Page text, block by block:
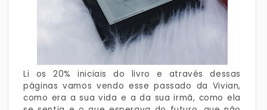
Li os 20% iniciais do livro e através dessas
páginas vamos vendo esse passado da Vivian,
como era a sua vida e a da sua irmã, como ela